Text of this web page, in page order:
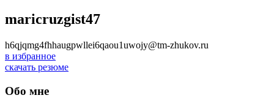
maricruzgist47
h6qjqmg4fhhaugpwllei6qaou1uwojy@tm-zhukov.ru
в избранное
скачать резюме
Обо мне